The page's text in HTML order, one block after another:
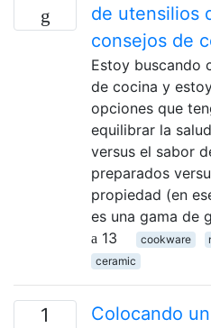
de utensilios
consejos de
Estoy buscando
de cocina y
opciones que
equilibrar la
versus el sabor
preparados
propiedad (en
es una gama de
13
cookware
ceramic
1
Colocando